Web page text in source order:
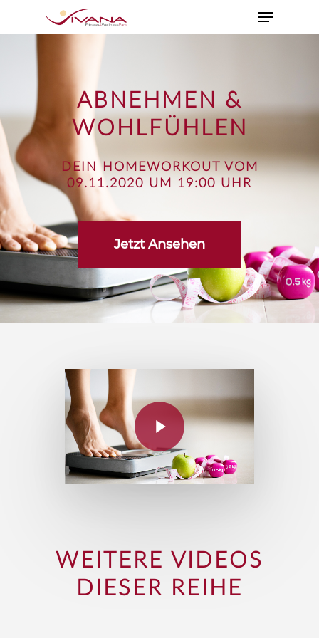
ABNEHMEN &
WOHLFÜHLEN
DEIN HOMEWORKOUT VOM
09.11.2020 UM 19:00 UHR
Jetzt Ansehen
WEITERE VIDEOS
DIESER REIHE